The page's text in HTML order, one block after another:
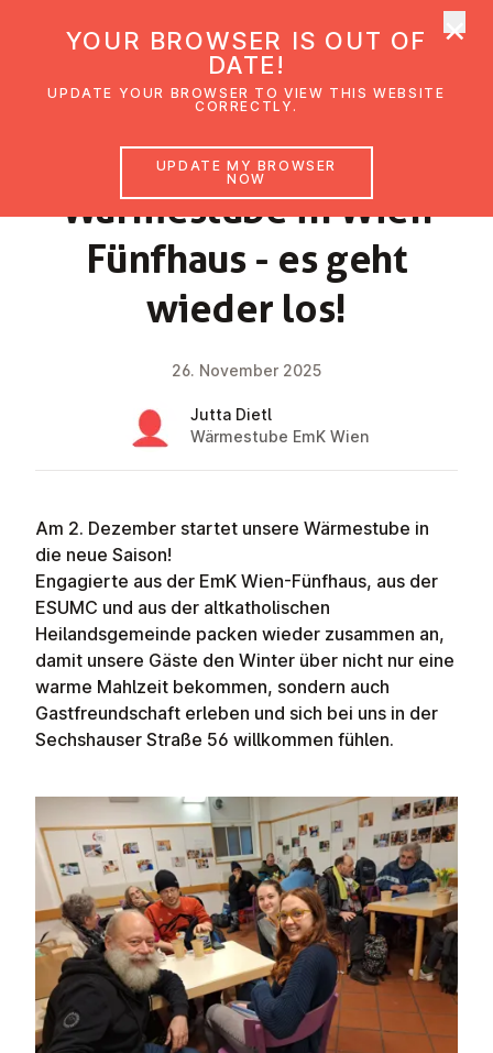
Wärmes­tube in Wien
Fünfhaus - es geht
wieder los!
NEWS
26. November 2025
Jutta Dietl
Wärmestube EmK Wien
Am 2. Dezember startet unsere Wärmestube in
die neue Saison!
Engagierte aus der EmK Wien-Fünfhaus, aus der
ESUMC und aus der altkatholischen
Heilandsgemeinde packen wieder zusammen an,
damit unsere Gäste den Winter über nicht nur eine
warme Mahlzeit bekommen, sondern auch
Gastfreundschaft erleben und sich bei uns in der
Sechshauser Straße 56 willkommen fühlen.
YOUR BROWSER IS OUT OF
DATE!
UPDATE YOUR BROWSER TO VIEW THIS WEBSITE
CORRECTLY.
UPDATE MY BROWSER
NOW
×